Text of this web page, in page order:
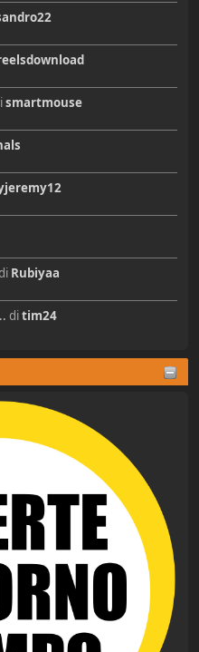
smartmouse
Rubiyaa
ditim24